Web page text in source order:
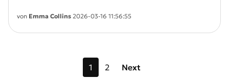
löschen.
von Emma Collins 2026-03-16 11:56:55
1 2 Next